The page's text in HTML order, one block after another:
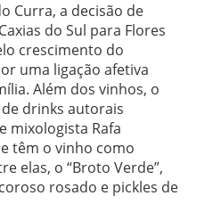
Curra, a decisão de
do Sul para Flores
crescimento do
uma ligação afetiva
Além dos vinhos, o
drinks autorais
mixologista Rafa
têm o vinho como
elas, o “Broto Verde”,
rosado e pickles de